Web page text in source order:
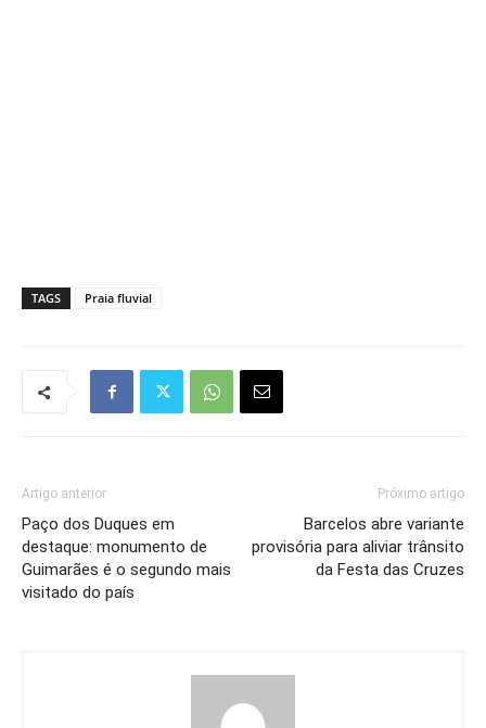
TAGS Praia fluvial
Artigo anterior
Paço dos Duques em
destaque: monumento de
Guimarães é o segundo mais
visitado do país
Próximo artigo
Barcelos abre variante
provisória para aliviar trânsito
da Festa das Cruzes